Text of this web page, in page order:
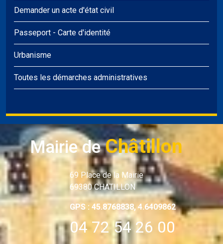
Demander un acte d'état civil
Passeport - Carte d'identité
Urbanisme
Toutes les démarches administratives
Mairie deChâtillon
69 Place de la Mairie
69380 CHATILLON
GPS : 45.8768838, 4.6409862
04 72 54 26 00